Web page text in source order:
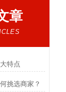
章
特点
挑选商家？